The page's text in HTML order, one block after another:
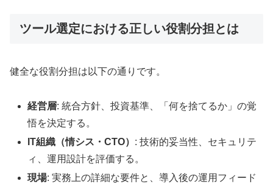
ツール選定における正しい役割分担とは
健全な役割分担は以下の通りです。
経営層: 統合方針、投資基準、「何を捨てるか」の覚
悟を決定する。
IT組織（情シス・CTO） : 技術的妥当性、セキュリテ
ィ、運用設計を評価する。
現場: 実務上の詳細な要件と、導入後の運用フィード